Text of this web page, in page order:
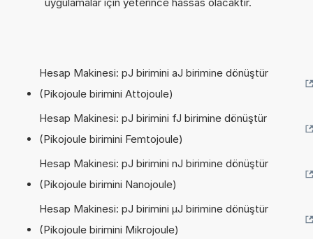
Hesap Makinesi: pJ birimini aJ birimine dönüştür
(Pikojoule birimini Attojoule)
Hesap Makinesi: pJ birimini fJ birimine dönüştür
(Pikojoule birimini Femtojoule)
Hesap Makinesi: pJ birimini nJ birimine dönüştür
(Pikojoule birimini Nanojoule)
Hesap Makinesi: pJ birimini µJ birimine dönüştür
(Pikojoule birimini Mikrojoule)